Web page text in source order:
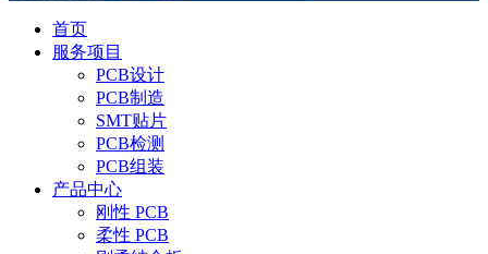
首页
服务项目
PCB设计
PCB制造
SMT贴片
PCB检测
PCB组装
产品中心
刚性 PCB
柔性 PCB